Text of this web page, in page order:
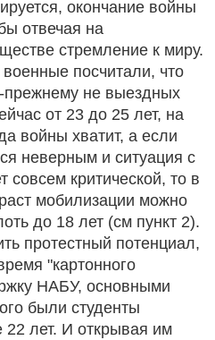
окончание войны
отвечая на
стремление к миру.
посчитали, что
прежнему не выездных
от 23 до 25 лет, на
войны хватит, а если
неверным и ситуация с
совсем критической, то в
мобилизации можно
до 18 лет (см пункт 2).
протестный потенциал,
"картонного
НАБУ, основными
были студенты
лет. И открывая им